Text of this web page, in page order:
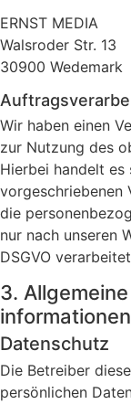
ERNST MEDIA
Walsroder Str. 13
30900 Wedemark
Wir haben einen
zur Nutzung des
Hierbei handelt
vorgeschriebenen
die
nur nach unseren
DSGVO
3.
informationen
Datenschutz
Die Betreiber
persönlichen